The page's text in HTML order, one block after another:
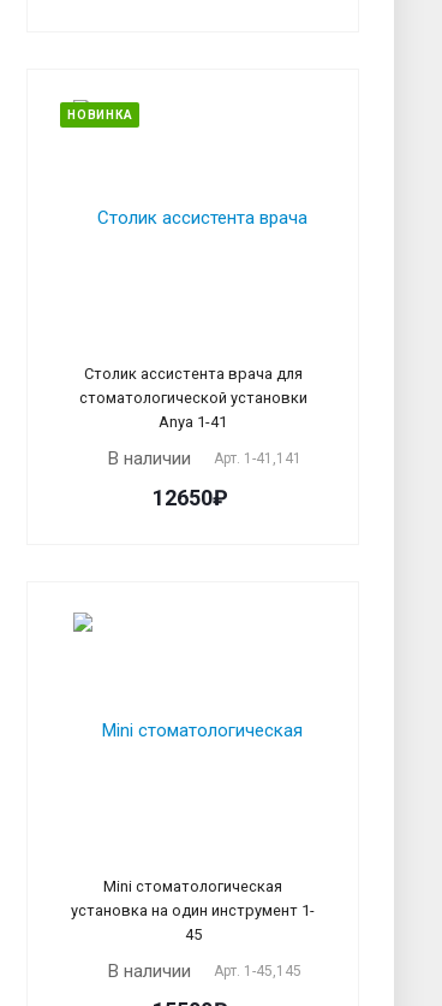
НОВИНКА
Столик ассистента врача для
стоматологической установки
Anya 1-41
В наличии Арт. 1-41,141
12650₽
Mini стоматологическая
установка на один инструмент 1-
45
В наличии Арт. 1-45,145